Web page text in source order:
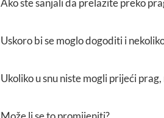
Ako ste sanjali da prelazite preko
Uskoro bi se moglo dogoditi i
Ukoliko u snu niste mogli prijeći